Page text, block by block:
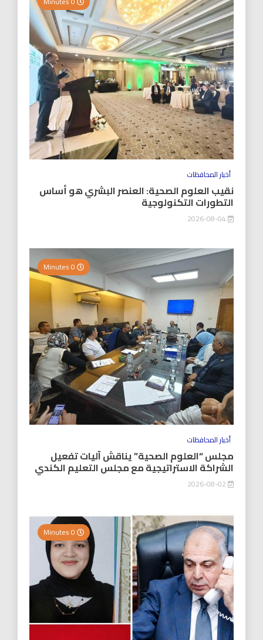
أخبار المحافظات
نقيب العلوم الصحية: العنصر البشري هو أساس
التطورات التكنولوجية
أخبار المحافظات
مجلس “العلوم الصحية” يناقش آليات تفعيل
الشراكة الاستراتيجية مع مجلس التعليم الكندي